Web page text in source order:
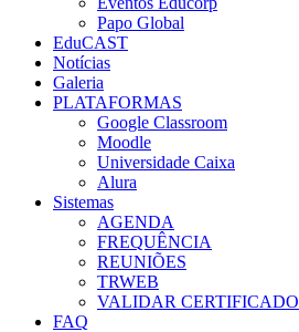
Papo Global
EduCAST
Notícias
Galeria
PLATAFORMAS
Google Classroom
Moodle
Universidade Caixa
Alura
Sistemas
AGENDA
FREQUÊNCIA
REUNIÕES
TRWEB
VALIDAR CERTIFICADO
FAQ